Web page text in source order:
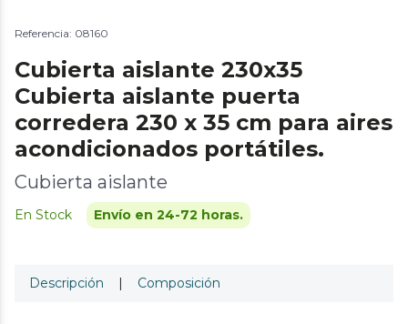
Referencia: 08160
Cubierta aislante 230x35
Cubierta aislante puerta
corredera 230 x 35 cm para aires
acondicionados portátiles.
Cubierta aislante
En Stock Envío en 24-72 horas.
Descripción | Composición